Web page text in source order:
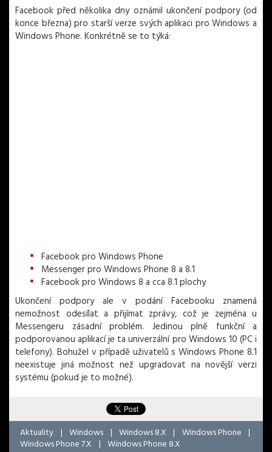
Facebook před několika dny oznámil ukončení podpory (od
konce března) pro starší verze svých aplikaci pro Windows a
Windows Phone. Konkrétně se to týká:
Facebook pro Windows Phone
Messenger pro Windows Phone 8 a 8.1
Facebook pro Windows 8 a cca 8.1 plochy
Ukončení podpory ale v podání Facebooku znamená
nemožnost odesílat a přijímat zprávy, což je zejména u
Messengeru zásadní problém. Jedinou plně funkční a
podporovanou aplikací je ta univerzální pro Windows 10 (PC i
telefony). Bohužel v případě uživatelů s Windows Phone 8.1
neexistuje jiná možnost než upgradovat na novější verzi
systému (pokud je to možné).
Aktuality | Windows | Windows 8.X | Windows Phone |
Windows Phone 7.X | Windows Phone 8.X